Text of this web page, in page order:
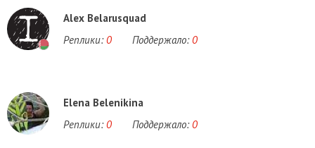
Alex Belarusquad
Реплики: 0 Поддержало: 0
Elena Belenikina
Реплики: 0 Поддержало: 0